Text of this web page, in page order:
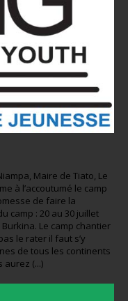
Maire de Tiato, Le
à l’accoutumé le camp
de faire la
camp : 20 au 30 juillet
Le camp chantier
le rater il faut s’y
de tous les continents
aurez (...)